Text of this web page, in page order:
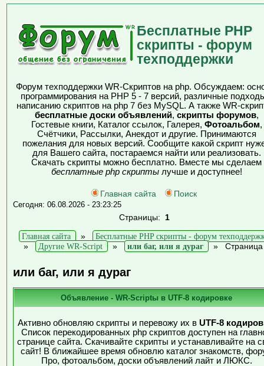
Бесплатные PHP
скрипты - форум
техподдержки
Форум техподдержки WR-Скриптов на php. Обсуждаем:
программирования на PHP 5 - 7 версий, различные
написанию скриптов на php 7 без MySQL. А также WR-
бесплатные доски объявлений, скрипты форумов,
Гостевые книги, Каталог ссылок, Галерея, Фотоальбом,
Счётчики, Рассылки, Анекдот и другие. Принимаются
пожелания для новых версий. Сообщите какой скрипт
для Вашего сайта, постараемся найти или реализовать.
Скачать скрипты можно бесплатно. Вместе мы сделаем
бесплатные php скриптылучше и доступнее!
Главная сайта Поиск
Сегодня: 06.08.2026 - 23:23:25
Страницы: 1
Главная сайта
»
Бесплатные PHP скрипты - форум
»
Другие WR-Script » или баг, или я дураг »
или баг, или я дураг
Объявление - WR-Scriptы в UTF-8 кодировке
Активно обновляю скрипты и перевожу их в UTF-8
Список перекодированных php скриптов доступен на
странице сайта. Скачивайте скрипты и устанавливайте на
сайт! В ближайшее время обновлю каталог знакомств,
Про, фотоальбом, доски объявлений лайт и ЛЮКС.